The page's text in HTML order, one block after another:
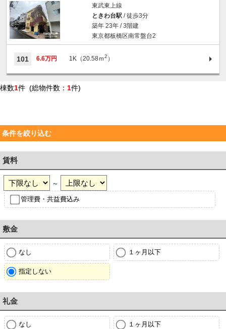
東武東上線
ときわ台駅/ 徒歩3分
築年 23年 / 3階建
東京都板橋区南常盤台2
101 6.6万円 1K（20.58ｍ2 ）
棟数1件 (総物件数： 1件)
条件を絞り込む
賃料
～
管理費・共益費込み
敷金
なし １ヶ月以下
指定しない
礼金
なし １ヶ月以下